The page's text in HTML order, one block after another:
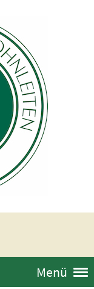
Menü